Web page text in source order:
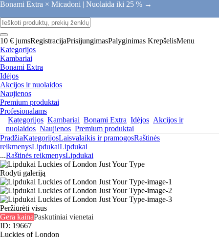
Bonami Extra × Micadoni | Nuolaida iki 25 % →
10 € jumsRegistracijaPrisijungimasPalyginimas KrepšelisMenu
Kategorijos
Kambariai
Bonami Extra
Idėjos
Akcijos ir nuolaidos
Naujienos
Premium produktai
Profesionalams
Kategorijos Kambariai Bonami Extra Idėjos Akcijos ir
nuolaidos Naujienos Premium produktai
PradžiaKategorijosLaisvalaikis ir pramogosRaštinės
reikmenysLipdukaiLipdukai
...Raštinės reikmenysLipdukai
Rodyti galeriją
Peržiūrėti visus
Gera kainaPaskutiniai vienetai
ID: 19667
Luckies of London